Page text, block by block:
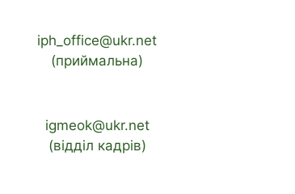
iph_office@ukr.net
(приймальна)
igmeok@ukr.net
(відділ кадрів)